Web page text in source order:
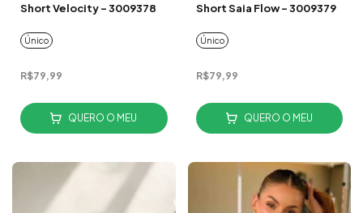
Short Velocity - 3009378
Único
R$79,99
QUERO O MEU
Short Saia Flow - 3009379
Único
R$79,99
QUERO O MEU